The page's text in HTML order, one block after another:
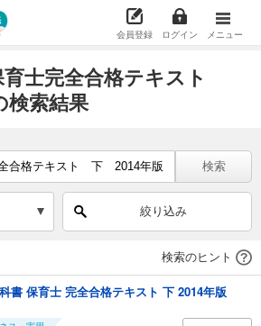
会員登録 ログイン メニュー
士完全合格テキスト
索結果
検索
絞り込み
検索のヒント
書 保育士 完全合格テキスト 下 2014年版